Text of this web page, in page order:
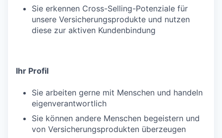
Sie erkennen Cross-Selling-Potenziale für
unsere Versicherungsprodukte und nutzen
diese zur aktiven Kundenbindung
Ihr Profil
Sie arbeiten gerne mit Menschen und handeln
eigenverantwortlich
Sie können andere Menschen begeistern und
von Versicherungsprodukten überzeugen